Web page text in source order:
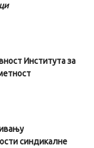
Института за
синдикалне